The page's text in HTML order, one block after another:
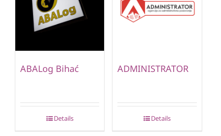
ABALog Bihać
Details
ADMINISTRATOR
Details